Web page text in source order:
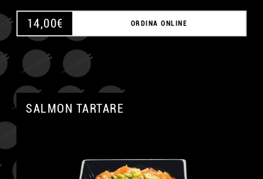
14,00€ ORDINA ONLINE
SALMON TARTARE